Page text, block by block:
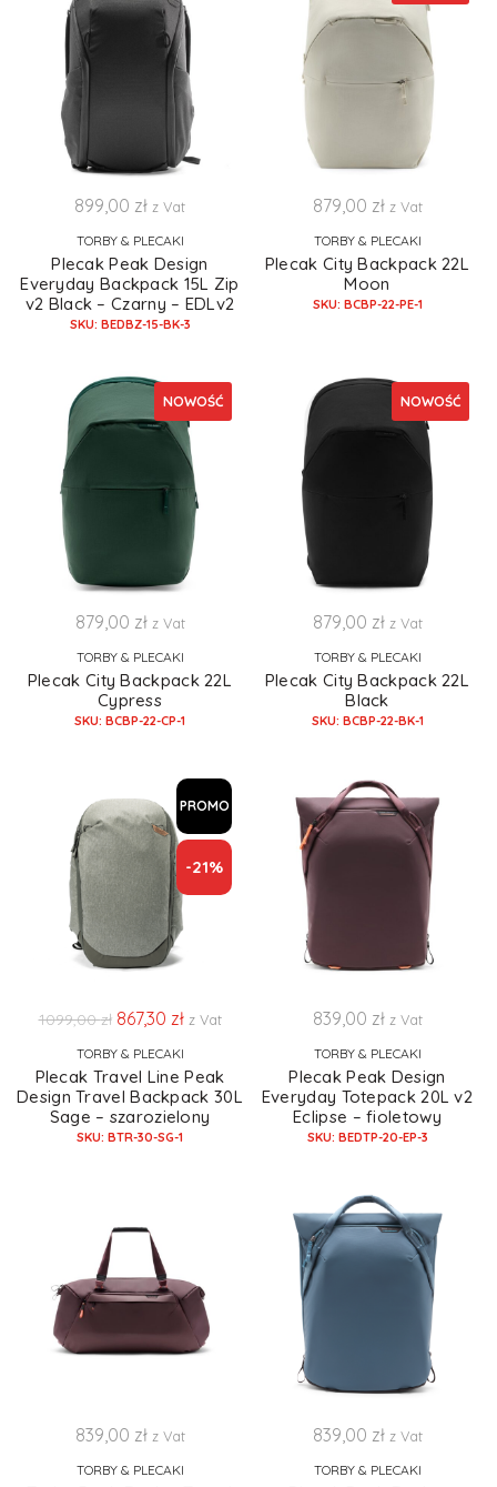
899,00 zł z Vat
TORBY & PLECAKI
Plecak Peak Design
Everyday Backpack 15L Zip
v2 Black – Czarny – EDLv2
SKU: BEDBZ-15-BK-3
879,00 zł z Vat
TORBY & PLECAKI
Plecak City Backpack 22L
Moon
SKU: BCBP-22-PE-1
NOWOŚĆ
879,00 zł z Vat
TORBY & PLECAKI
Plecak City Backpack 22L
Cypress
SKU: BCBP-22-CP-1
NOWOŚĆ
879,00 zł z Vat
TORBY & PLECAKI
Plecak City Backpack 22L
Black
SKU: BCBP-22-BK-1
PROMO
-21%
1099,00zł 867,30 zł z Vat
TORBY & PLECAKI
Plecak Travel Line Peak
Design Travel Backpack 30L
Sage – szarozielony
SKU: BTR-30-SG-1
839,00 zł z Vat
TORBY & PLECAKI
Plecak Peak Design
Everyday Totepack 20L v2
Eclipse – fioletowy
SKU: BEDTP-20-EP-3
839,00 zł z Vat
TORBY & PLECAKI
839,00 zł z Vat
TORBY & PLECAKI